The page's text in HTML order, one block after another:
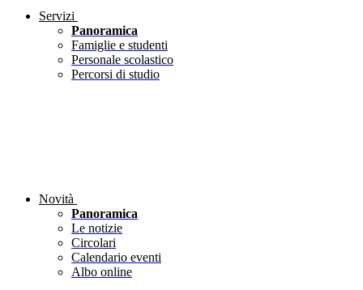
Servizi
Panoramica
Famiglie e studenti
Personale scolastico
Percorsi di studio
Novità
Panoramica
Le notizie
Circolari
Calendario eventi
Albo online